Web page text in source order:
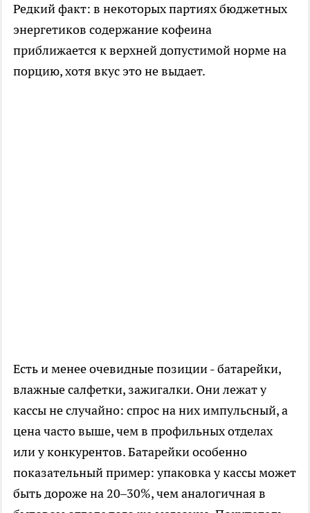
Редкий факт: в некоторых партиях бюджетных
энергетиков содержание кофеина
приближается к верхней допустимой норме на
порцию, хотя вкус это не выдает.
Есть и менее очевидные позиции - батарейки,
влажные салфетки, зажигалки. Они лежат у
кассы не случайно: спрос на них импульсный, а
цена часто выше, чем в профильных отделах
или у конкурентов. Батарейки особенно
показательный пример: упаковка у кассы может
быть дороже на 20–30%, чем аналогичная в